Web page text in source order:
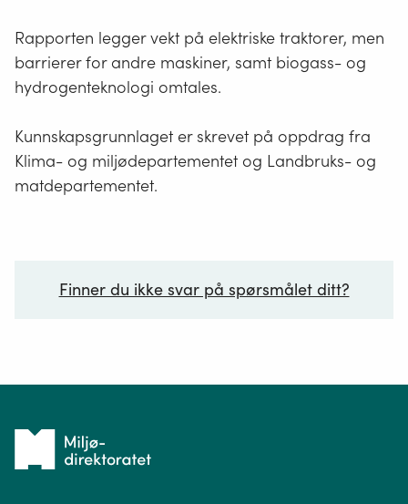
Rapporten legger vekt på elektriske traktorer, men
barrierer for andre maskiner, samt biogass- og
hydrogenteknologi omtales.
Kunnskapsgrunnlaget er skrevet på oppdrag fra
Klima- og miljødepartementet og Landbruks- og
matdepartementet.
Finner du ikke svar på spørsmålet ditt?
Tilbake